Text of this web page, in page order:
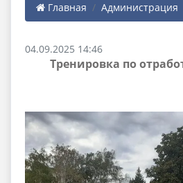
Главная Администрация
04.09.2025 14:46
Тренировка по